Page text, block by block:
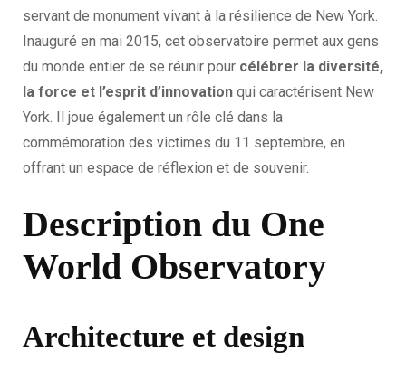
servant de monument vivant à la résilience de New York.
Inauguré en mai 2015, cet observatoire permet aux gens
du monde entier de se réunir pour célébrer la diversité,
la force et l’esprit d’innovation qui caractérisent New
York. Il joue également un rôle clé dans la
commémoration des victimes du 11 septembre, en
offrant un espace de réflexion et de souvenir.
Description du One
World Observatory
Architecture et design